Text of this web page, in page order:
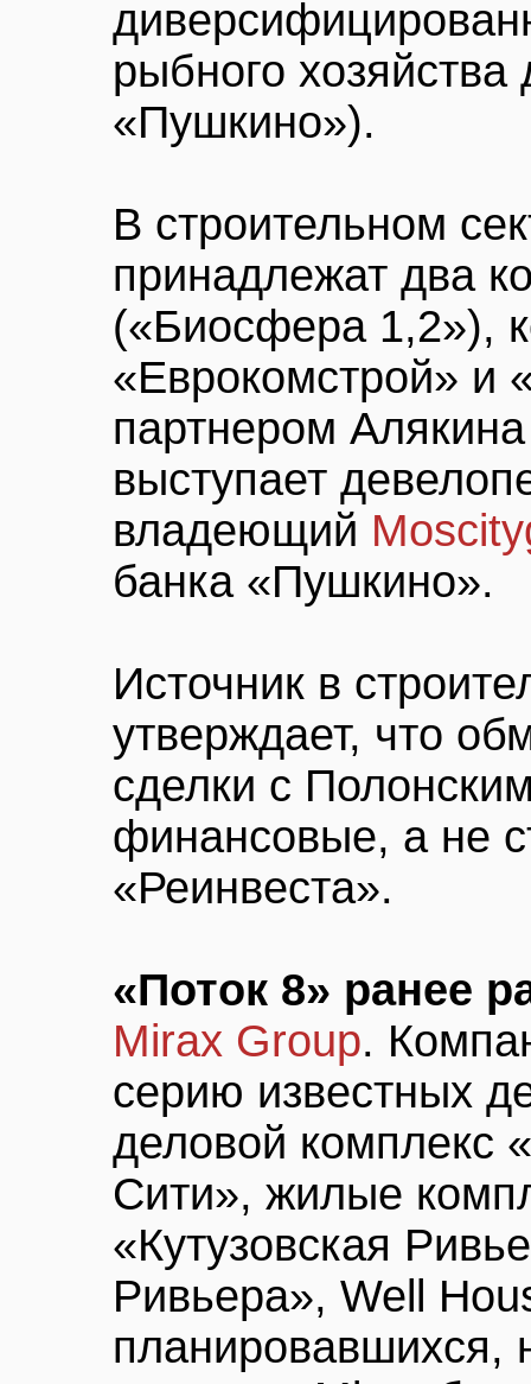
рыбного
«Пушкино»).
В строительном
принадлежат два
(«Биосфера 1,2»),
«Еврокомстрой» и
партнером
выступает
владеющий
банка «Пушкино».
Источник в
утверждает, что
сделки с
финансовые, а не
«Реинвеста».
«Поток 8» ранее
Мirax Group.
серию известных
деловой комплекс
Сити», жилые
«Кутузовская
Ривьера», Well
планировавшихся,